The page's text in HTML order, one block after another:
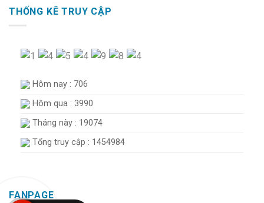
THỐNG KÊ TRUY CẬP
Hôm nay : 706
Hôm qua : 3990
Tháng này : 19074
Tổng truy cập : 1454984
FANPAGE